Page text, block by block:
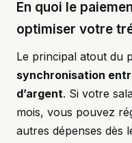
En quoi le
optimiser votre
Le principal atout du
synchronisation
d’argent. Si votre
mois, vous pouvez
autres dépenses dès